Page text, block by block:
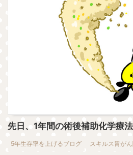
先日、1年間の術後補助化学療
5年生存率を上げるブログ スキルス胃が